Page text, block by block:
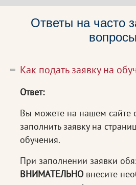
Ответы на часто
Как подать заявку на
Ответ:
Вы можете на нашем сайте
заполнить заявку на
обучения.
При заполнении заявки
ВНИМАТЕЛЬНО внесите